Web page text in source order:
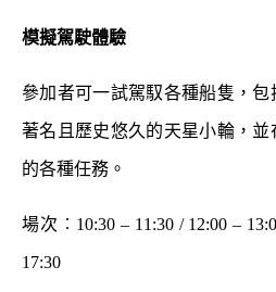
模擬駕駛體驗
參加者可一試駕馭各種船隻，
著名且歷史悠久的天星小輪，
的各種任務。
場次︰10:30 – 11:30 / 12:00 –
17:30